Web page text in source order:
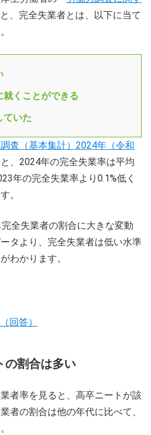
、完全失業者とは、以下に当て
就くことができる
ていた
査（基本集計）2024年（令和
と、2024年の完全失業率は平均
年の完全失業率より0.1%低く
。
全失業者の割合に大きな変動
タより、完全失業者は低い水準
わかります。
回答）
の割合は多い
者率を見ると、高卒ニートが該
者の割合は他の年代に比べて、